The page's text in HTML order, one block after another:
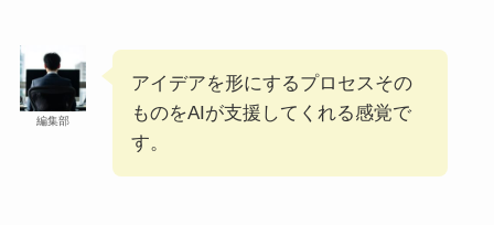
編集部
アイデアを形にするプロセスその
ものをAIが支援してくれる感覚で
す。